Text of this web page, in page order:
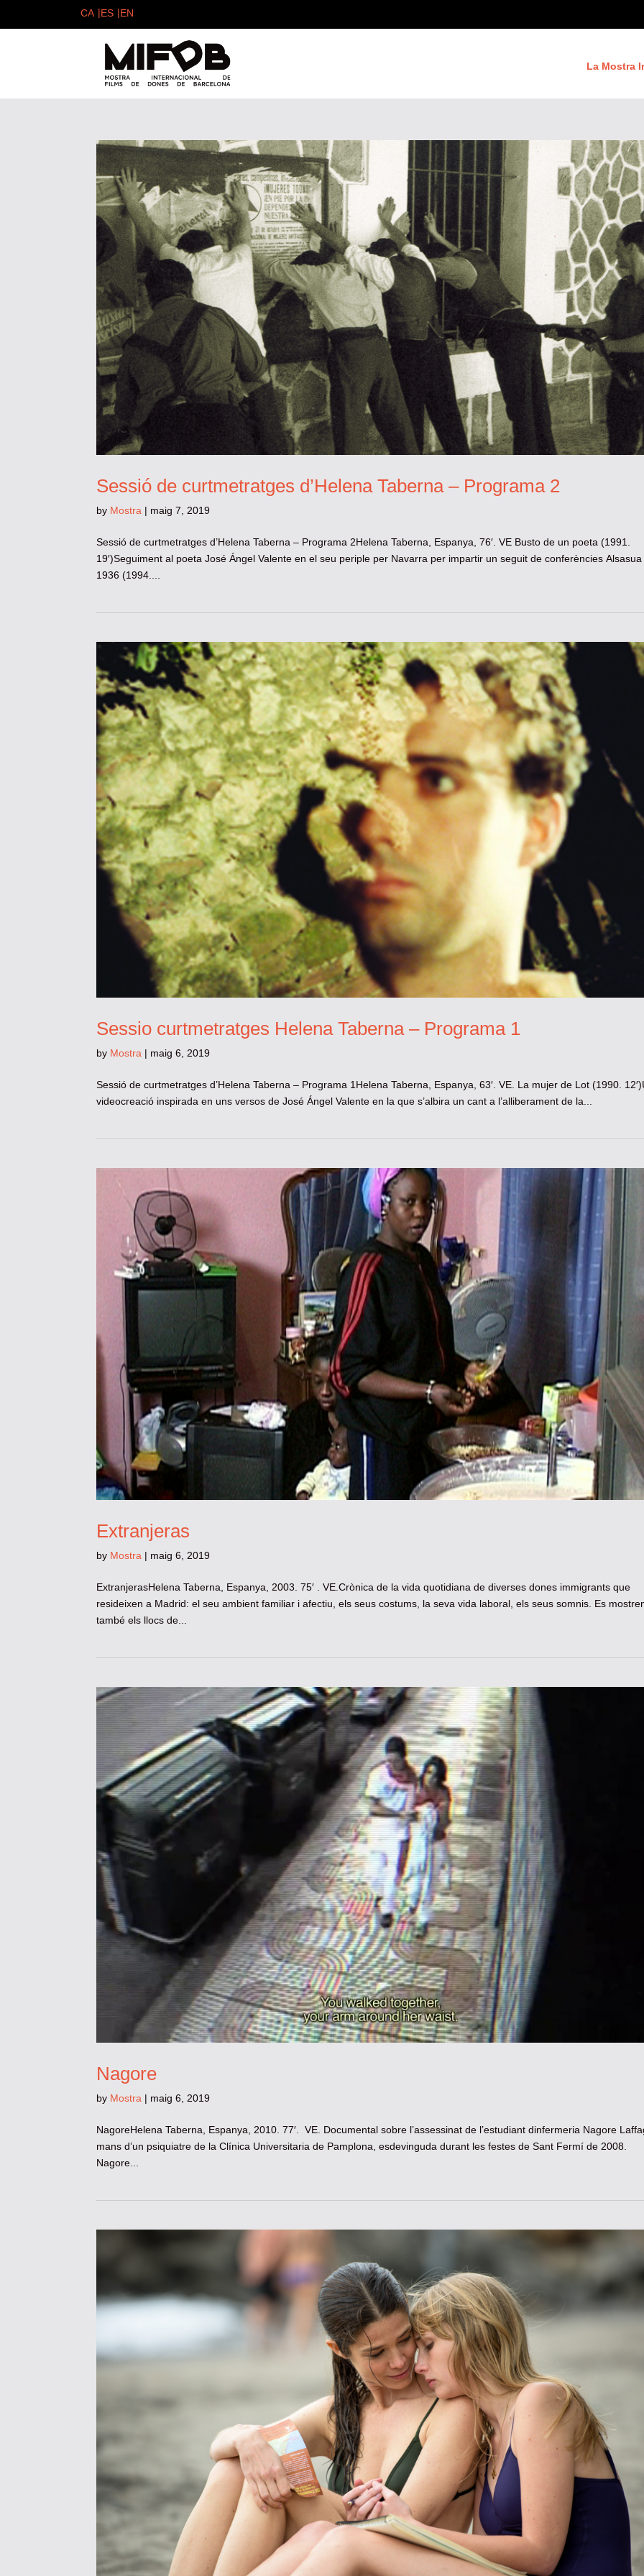
La Mostra
Sessió de curtmetratges d’Helena Taberna – Programa 2
by Mostra | maig 7, 2019
Sessió de curtmetratges d’Helena Taberna – Programa 2Helena Taberna, Espanya, 76′. VE Busto de un poeta (1991.
19′)Seguiment al poeta José Ángel Valente en el seu periple per Navarra per impartir un seguit de conferències Alsasua
1936 (1994....
Sessio curtmetratges Helena Taberna – Programa 1
by Mostra | maig 6, 2019
Sessió de curtmetratges d’Helena Taberna – Programa 1Helena Taberna, Espanya, 63′. VE. La mujer de Lot (1990.
videocreació inspirada en uns versos de José Ángel Valente en la que s’albira un cant a l’alliberament de la...
Extranjeras
by Mostra | maig 6, 2019
ExtranjerasHelena Taberna, Espanya, 2003. 75′ . VE.Crònica de la vida quotidiana de diverses dones immigrants que
resideixen a Madrid: el seu ambient familiar i afectiu, els seus costums, la seva vida laboral, els seus somnis. Es
també els llocs de...
Nagore
by Mostra | maig 6, 2019
NagoreHelena Taberna, Espanya, 2010. 77′. VE. Documental sobre l’assessinat de l’estudiant dinfermeria Nagore
mans d’un psiquiatre de la Clínica Universitaria de Pamplona, esdevinguda durant les festes de Sant Fermí de 2008.
Nagore...